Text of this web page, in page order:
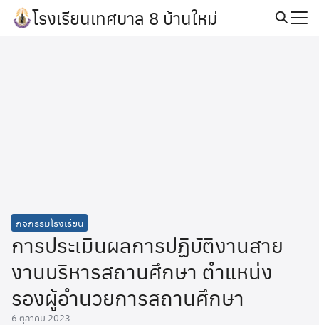
Skip
โรงเรียนเทศบาล 8 บ้านใหม่
กิจกรรมโรงเรียน
การประเมินผลการปฏิบัติงานสาย
งานบริหารสถานศึกษา ตำแหน่ง
รองผู้อำนวยการสถานศึกษา
6 ตุลาคม 2023